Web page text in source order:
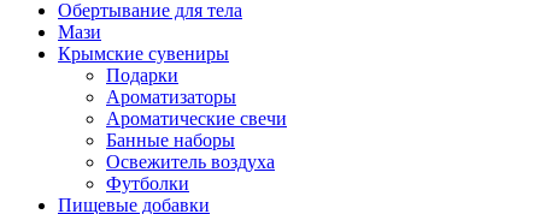
Обертывание для тела
Мази
Крымские сувениры
Подарки
Ароматизаторы
Ароматические свечи
Банные наборы
Освежитель воздуха
Футболки
Пищевые добавки